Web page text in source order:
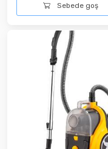
Sebede goş